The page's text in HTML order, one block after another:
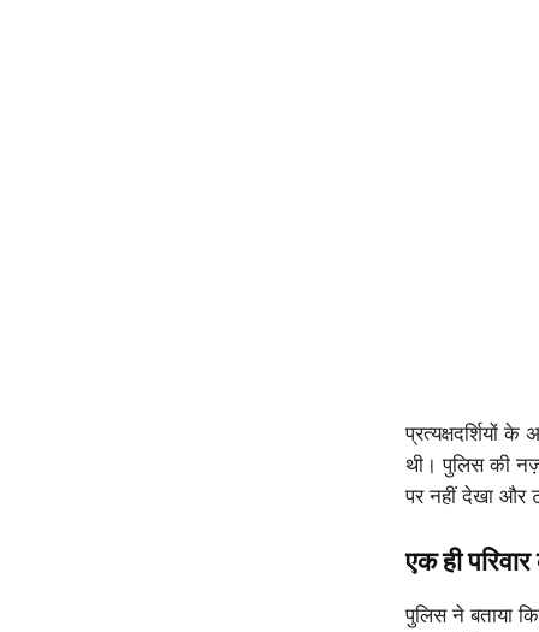
प्रत्यक्षदर्शियों
थी। पुलिस की
पर नहीं देखा और
एक ही
पुलिस ने बताया